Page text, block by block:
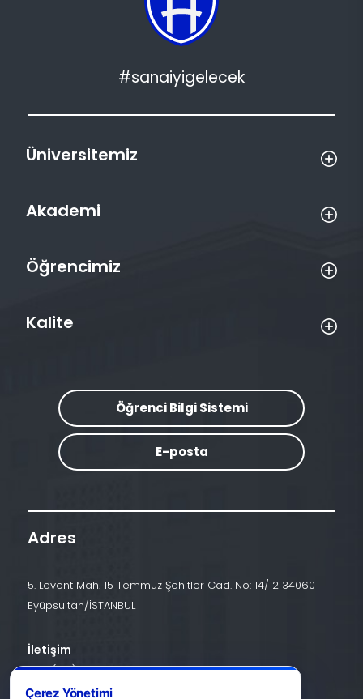
#sanaiyigelecek
Üniversitemiz
Akademi
Öğrencimiz
Kalite
Öğrenci Bilgi Sistemi
E-posta
Adres
5. Levent Mah. 15 Temmuz Şehitler Cad. No: 14/12 34060
Eyüpsultan/İSTANBUL
İletişim
+90 (212) 924 24 44
Çerez Yönetimi